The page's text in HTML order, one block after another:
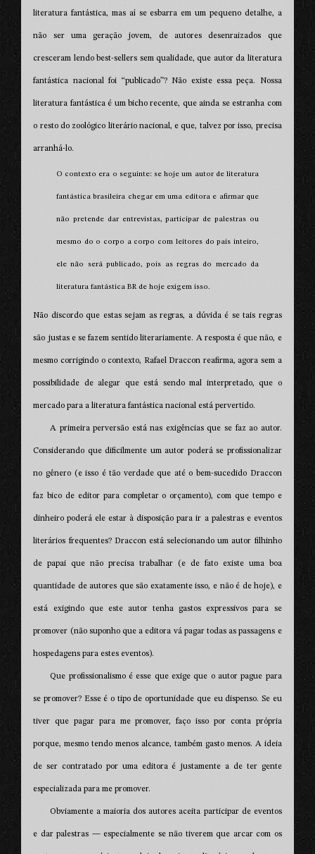
literatura fantástica, mas aí se esbarra em um pequeno detalhe, a
não ser uma geração jovem, de autores desenraizados que
cresceram lendo best-sellers sem qualidade, que autor da literatura
fantástica nacional foi “publicado”? Não existe essa peça. Nossa
literatura fantástica é um bicho recente, que ainda se estranha com
o resto do zoológico literário nacional, e que, talvez por isso, precisa
arranhá-lo.
O contexto era o seguinte: se hoje um autor de literatura
fantástica brasileira chegar em uma editora e afirmar que
não pretende dar entrevistas, participar de palestras ou
mesmo do o corpo a corpo com leitores do pais inteiro,
ele não será publicado, pois as regras do mercado da
literatura fantástica BR de hoje exigem isso.
Não discordo que estas sejam as regras, a dúvida é se tais regras
são justas e se fazem sentido literariamente. A resposta é que não, e
mesmo corrigindo o contexto, Rafael Draccon reafirma, agora sem a
possibilidade de alegar que está sendo mal interpretado, que o
mercado para a literatura fantástica nacional está pervertido.
A primeira perversão está nas exigências que se faz ao autor.
Considerando que dificilmente um autor poderá se profissionalizar
no gênero (e isso é tão verdade que até o bem-sucedido Draccon
faz bico de editor para completar o orçamento), com que tempo e
dinheiro poderá ele estar à disposição para ir a palestras e eventos
literários frequentes? Draccon está selecionando um autor filhinho
de papai que não precisa trabalhar (e de fato existe uma boa
quantidade de autores que são exatamente isso, e não é de hoje), e
está exigindo que este autor tenha gastos expressivos para se
promover (não suponho que a editora vá pagar todas as passagens e
hospedagens para estes eventos).
Que profissionalismo é esse que exige que o autor pague para
se promover? Esse é o tipo de oportunidade que eu dispenso. Se eu
tiver que pagar para me promover, faço isso por conta própria
porque, mesmo tendo menos alcance, também gasto menos. A ideia
de ser contratado por uma editora é justamente a de ter gente
especializada para me promover.
Obviamente a maioria dos autores aceita participar de eventos
e dar palestras — especialmente se não tiverem que arcar com os